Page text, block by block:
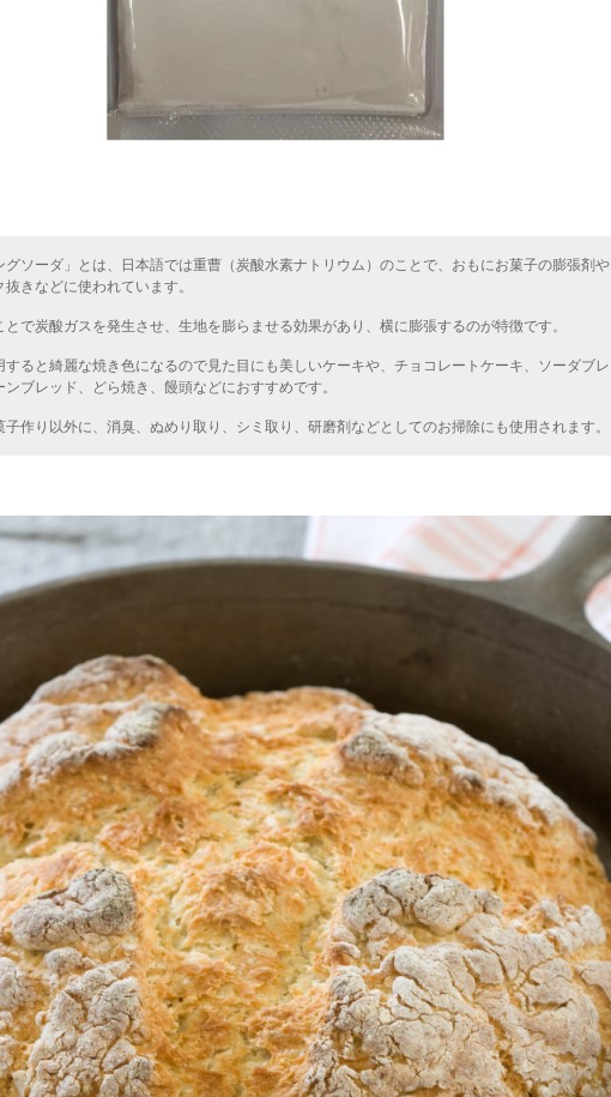
グソーダ」とは、日本語では重曹（炭酸水素ナトリウム）のことで、おもにお菓子の膨張剤や
抜きなどに使われています。
とで炭酸ガスを発生させ、生地を膨らませる効果があり、横に膨張するのが特徴です。
すると綺麗な焼き色になるので見た目にも美しいケーキや、チョコレートケーキ、ソーダブレ
ンブレッド、どら焼き、饅頭などにおすすめです。
子作り以外に、消臭、ぬめり取り、シミ取り、研磨剤などとしてのお掃除にも使用されます。